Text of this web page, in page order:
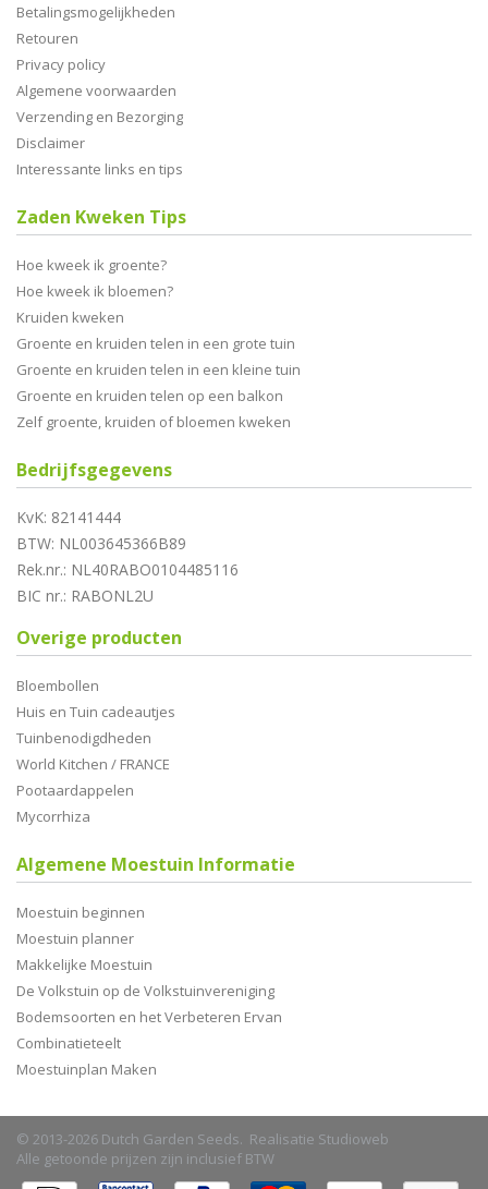
Betalingsmogelijkheden
Retouren
Privacy policy
Algemene voorwaarden
Verzending en Bezorging
Disclaimer
Interessante links en tips
Zaden Kweken Tips
Hoe kweek ik groente?
Hoe kweek ik bloemen?
Kruiden kweken
Groente en kruiden telen in een grote tuin
Groente en kruiden telen in een kleine tuin
Groente en kruiden telen op een balkon
Zelf groente, kruiden of bloemen kweken
Bedrijfsgegevens
KvK: 82141444
BTW: NL003645366B89
Rek.nr.: NL40RABO0104485116
BIC nr.: RABONL2U
Overige producten
Bloembollen
Huis en Tuin cadeautjes
Tuinbenodigdheden
World Kitchen / FRANCE
Pootaardappelen
Mycorrhiza
Algemene Moestuin Informatie
Moestuin beginnen
Moestuin planner
Makkelijke Moestuin
De Volkstuin op de Volkstuinvereniging
Bodemsoorten en het Verbeteren Ervan
Combinatieteelt
Moestuinplan Maken
© 2013-2026 Dutch Garden Seeds. Realisatie Studioweb
Alle getoonde prijzen zijn inclusief BTW